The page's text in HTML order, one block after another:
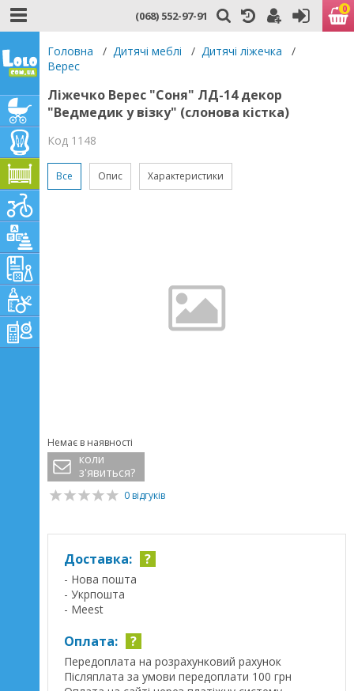
(068) 552-97-91 0
Головна / Дитячі меблі / Дитячі ліжечка
/
Верес
Ліжечко Верес "Соня" ЛД-14 декор
"Ведмедик у візку" (слонова кістка)
Код 1148
Все Опис Характеристики
Немає в наявності
коли
з'явиться?
0 відгуків
Доставка: ?
- Нова пошта
- Укрпошта
- Meest
Оплата: ?
Передоплата на розрахунковий рахунок
Післяплата за умови передоплати 100 грн